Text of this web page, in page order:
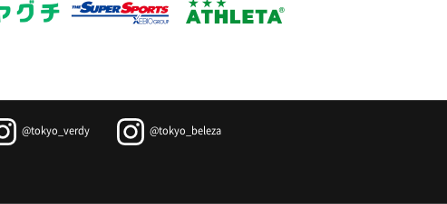
@tokyo_verdy @tokyo_beleza